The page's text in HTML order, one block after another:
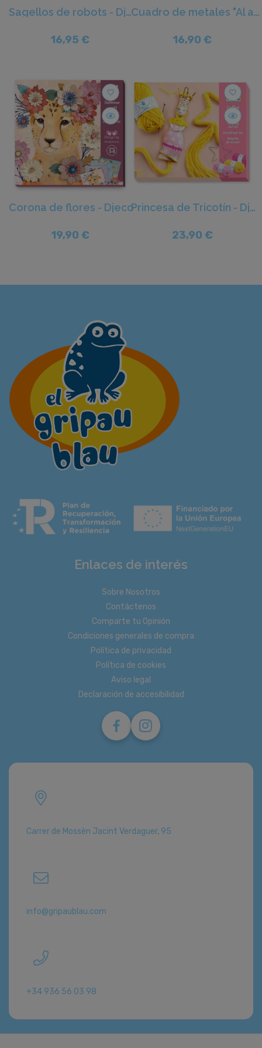
Sagellos de robots - Djeco
16,95 €
Cuadro de metales "Al abordaje!" - Djeco
16,90 €
favorite_border
Corona de flores - Djeco
19,90 €
favorite_border
Princesa de Tricotín - Djeco
23,90 €
Enlaces de interés
Sobre Nosotros
Contáctenos
Comparte tu Opinión
Condiciones generales de compra
Política de privacidad
Política de cookies
Aviso legal
Declaración de accesibilidad
Carrer de Mossèn Jacint Verdaguer, 95
info@gripaublau.com
+34 936 56 03 98